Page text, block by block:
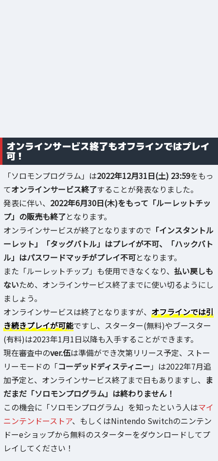
オンラインサービス終了もオフラインではプレイ
可！
「ソロモンプログラム」は2022年12月31日(土) 23:59をもっ
てオンラインサービス終了することが発表なりました。
発表に伴い、 2022年6月30日(木)をもって「ルーレットチッ
プ」の販売も終了となります。
オンラインサービスが終了となりますので 「インスタントル
ーレット」「タッグバトル」はプレイが不可、「ハックバト
ル」はパスワードマッチがプレイ不可となります。
また「ルーレットチップ」も使用できなくなり、 払い戻しも
ないため、オンラインサービス終了までに使い切るようにし
ましょう。
オンラインサービスは終了となりますが、 オフラインでは引
き続きプレイが可能ですし、スターター(無料)やブースター
(有料)は2023年1月1日以降も入手することができます。
現在審査中のver.伍は準備ができ次第リリース予定、ストー
リーモードの「コーデッドディスティニー 」は2022年7月追
加予定と、オンラインサービス終了まで日もありますし、 ま
だまだ「ソロモンプログラム」は終わりません！
この機会に「ソロモンプログラム」を知ったという人はマイ
ニンテンドーストア、もしくはNintendo Switchのニンテン
ドーeショップから無料のスターターをダウンロードしてプ
レイしてください！